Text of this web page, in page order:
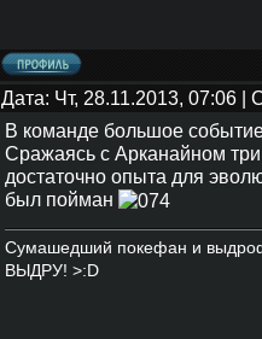
Дата: Чт, 28.11.2013, 07:06
В команде большое
Сражаясь с Арканайном
достаточно опыта для
был пойман
Сумашедший покефан и
ВЫДРУ! >:D